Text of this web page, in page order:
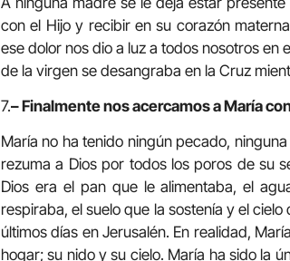
con el Hijo y recibir en su corazón
ese dolor nos dio a luz a todos nosotros
de la virgen se desangraba en la Cruz
7.– Finalmente nos acercamos a María
María no ha tenido ningún pecado,
rezuma a Dios por todos los poros de su
Dios era el pan que le alimentaba, el
respiraba, el suelo que la sostenía y el
últimos días en Jerusalén. En realidad,
hogar; su nido y su cielo. María ha sido la